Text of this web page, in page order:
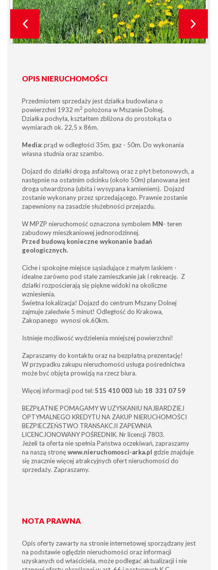
OPIS NIERUCHOMOŚCI
Przedmiotem sprzedaży jest działka budowlana o
powierzchni 1932 m2 położona w Mszanie Dolnej.
Działka pochyła, kształtem zbliżona do prostokąta o
wymiarach ok. 22,5 x 86m.
Media:prąd w odległości 35m, gaz - 50m. Do wykonania
własna studnia oraz szambo.
Dojazd do działki drogą asfaltową oraz z płyt betonowych, a
następnie na ostatnim odcinku (około 50m) planowana jest
droga utwardzona (ubita i wysypana kamieniem). Dojazd
zostanie wykonany przez sprzedającego. Prawnie zostanie
zapewniony na zasadzie służebności przejazdu.
W MPZP nieruchomość oznaczona symbolem MN- teren
zabudowy mieszkaniowej jednorodzinnej.
Przed budową konieczne wykonanie badań
geologicznych.
Ciche i spokojne miejsce sąsiadujące z małym laskiem -
idealne zarówno pod stałe zamieszkanie jak i rekreację. Z
działki rozpościerają się piękne widoki na okoliczne
wzniesienia.
Świetna lokalizacja! Dojazd do centrum Mszany Dolnej
zajmuje zaledwie 5 minut! Odległość do Krakowa,
Zakopanego wynosi ok.60km.
Istnieje możliwość wydzielenia mniejszej powierzchni!
Zapraszamy do kontaktu oraz na bezpłatną prezentację!
W przypadku zakupu nieruchomości usługa pośrednictwa
może być objęta prowizją na rzecz biura.
Więcej informacji pod tel:515 410 003 lub 18 331 07 59
BEZPŁATNIE POMAGAMY W UZYSKANIU NAJBARDZIEJ
OPTYMALNEGO KREDYTU NA ZAKUP NIERUCHOMOŚCI
BEZPIECZEŃSTWO TRANSAKCJI ZAPEWNIA
LICENCJONOWANY POŚREDNIK. Nr licencji 7803.
Jeżeli ta oferta nie spełnia Państwa oczekiwań, zapraszamy
na naszą stronęwww.nieruchomosci-arka.pl gdzie znajduje
się znacznie więcej atrakcyjnych ofert nieruchomości do
sprzedaży. Zapraszamy.
NOTA PRAWNA
Opis oferty zawarty na stronie internetowej sporządzany jest
na podstawie oględzin nieruchomości oraz informacji
uzyskanych od właściciela, może podlegać aktualizacji i nie